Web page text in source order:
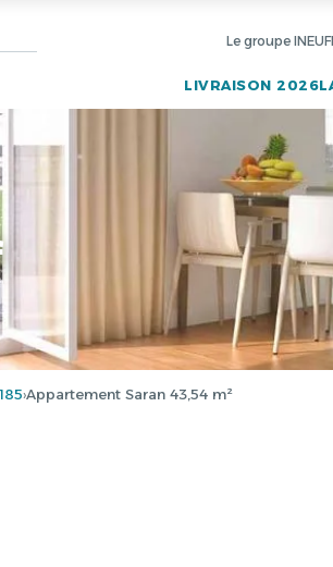
Le groupe INEUF
LIVRAISON 2026
›Appartement Saran 43,54 m²